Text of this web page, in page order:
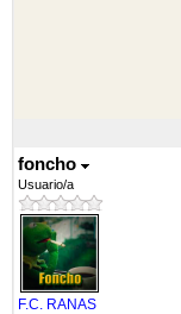
foncho
Usuario/a
F.C. RANAS